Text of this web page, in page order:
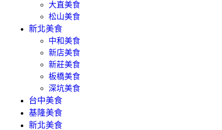
大直美食
松山美食
新北美食
中和美食
新店美食
新莊美食
板橋美食
深坑美食
台中美食
基隆美食
新北美食